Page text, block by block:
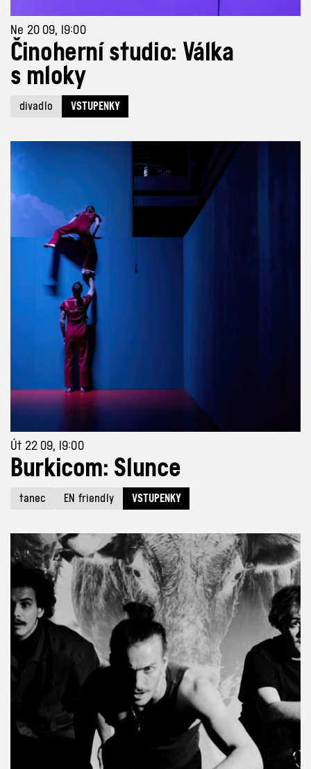
Ne 20 09, 19:00
Činoherní studio: Válka
s mloky
divadlo VSTUPENKY
Út 22 09, 19:00
Burkicom: Slunce
tanec EN friendly VSTUPENKY